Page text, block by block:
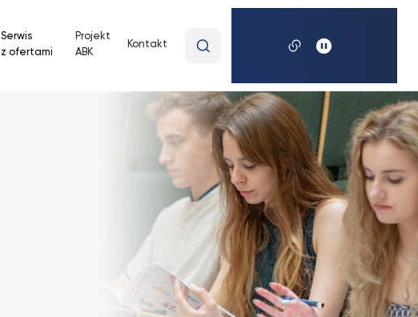
Serwis
z ofertami
Projekt
ABK
Kontakt
wyszukiwaną